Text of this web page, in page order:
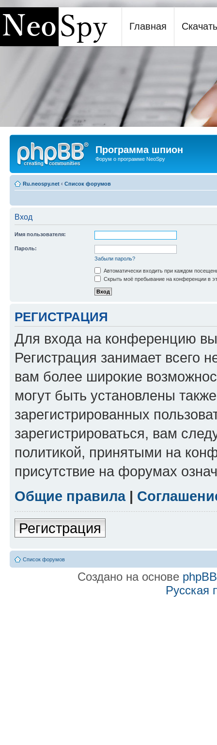
Программа шпион NeoSpy
Главная Скачать
Программа шпион
Форум о программе NeoSpy
Ru.neospy.net ‹ Список форумов
Вход
Имя пользователя:
Пароль:
Забыли пароль?
Автоматически входить при каждом
Скрыть моё пребывание на конференции в
РЕГИСТРАЦИЯ
Для входа на конференцию
Регистрация занимает всего
вам более широкие
могут быть установлены
зарегистрированных
зарегистрироваться, вам
политикой, принятыми на
присутствие на форумах
Общие правила|
Регистрация
Список форумов
Создано на основе phpBB
Русская